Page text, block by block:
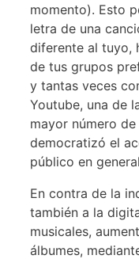
momento). Esto
letra de una
diferente al tuyo,
de tus grupos
y tantas veces
Youtube, una de
mayor número
democratizó el
público en
En contra de la
también a la
musicales,
álbumes,